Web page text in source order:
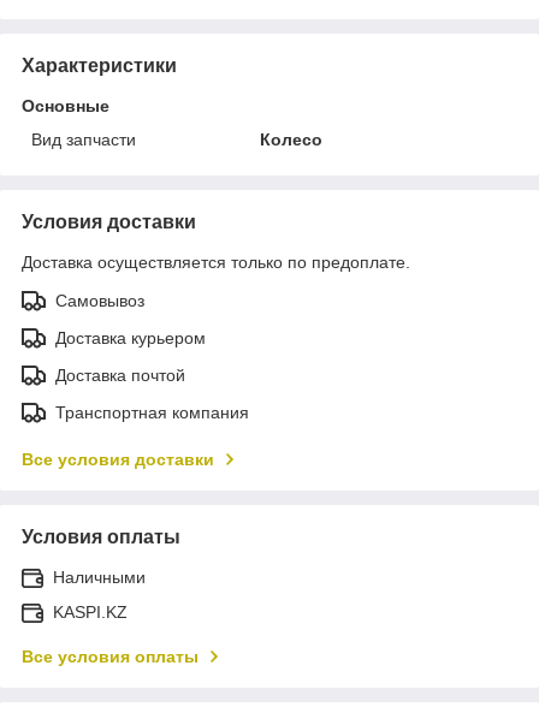
Характеристики
Основные
Вид запчасти
Колесо
Условия доставки
Доставка осуществляется только по предоплате.
Самовывоз
Доставка курьером
Доставка почтой
Транспортная компания
Все условия доставки
Условия оплаты
Наличными
KASPI.KZ
Все условия оплаты